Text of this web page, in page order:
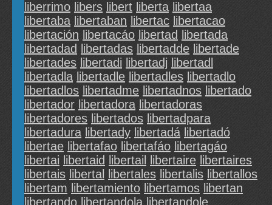
liberrimo libers libert liberta libertaa
libertaba libertaban libertac libertacao
libertación libertacáo libertad
libertada
libertadad
libertadas libertadde libertade
libertades libertadi libertadj libertadl
libertadla libertadle libertadles libertadlo
libertadlos libertadme libertadnos libertado
libertador libertadora libertadoras
libertadores libertados libertadpara
libertadura libertady libertadá libertadó
libertae libertafao libertafáo libertagáo
libertai libertaid libertail libertaire libertaires
libertais libertal libertales libertalis libertallos
libertam libertamiento libertamos libertan
libertando libertandola libertandole